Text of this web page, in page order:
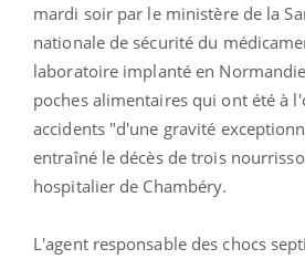
mardi soir par le ministère de la
nationale de sécurité du
laboratoire implanté en
poches alimentaires qui ont été à
accidents "d'une gravité
entraîné le décès de trois
hospitalier de Chambéry.
L'agent responsable des chocs